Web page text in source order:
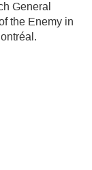
General
the Enemy in